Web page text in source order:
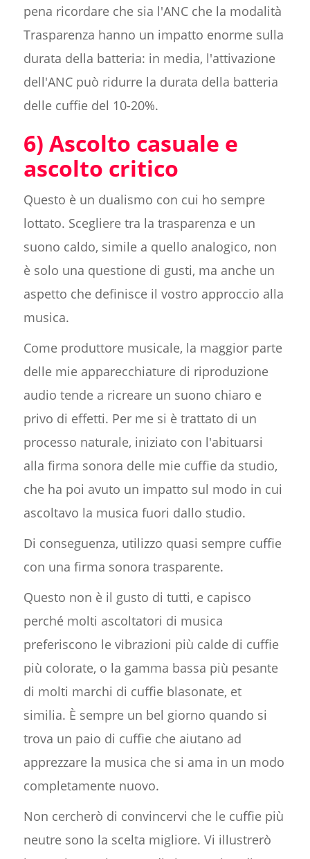
pena ricordare che sia l'ANC che la modalità
Trasparenza hanno un impatto enorme sulla
durata della batteria: in media, l'attivazione
dell'ANC può ridurre la durata della batteria
delle cuffie del 10-20%.
6) Ascolto casuale e
ascolto critico
Questo è un dualismo con cui ho sempre
lottato. Scegliere tra la trasparenza e un
suono caldo, simile a quello analogico, non
è solo una questione di gusti, ma anche un
aspetto che definisce il vostro approccio alla
musica.
Come produttore musicale, la maggior parte
delle mie apparecchiature di riproduzione
audio tende a ricreare un suono chiaro e
privo di effetti. Per me si è trattato di un
processo naturale, iniziato con l'abituarsi
alla firma sonora delle mie cuffie da studio,
che ha poi avuto un impatto sul modo in cui
ascoltavo la musica fuori dallo studio.
Di conseguenza, utilizzo quasi sempre cuffie
con una firma sonora trasparente.
Questo non è il gusto di tutti, e capisco
perché molti ascoltatori di musica
preferiscono le vibrazioni più calde di cuffie
più colorate, o la gamma bassa più pesante
di molti marchi di cuffie blasonate, et
similia. È sempre un bel giorno quando si
trova un paio di cuffie che aiutano ad
apprezzare la musica che si ama in un modo
completamente nuovo.
Non cercherò di convincervi che le cuffie più
neutre sono la scelta migliore. Vi illustrerò